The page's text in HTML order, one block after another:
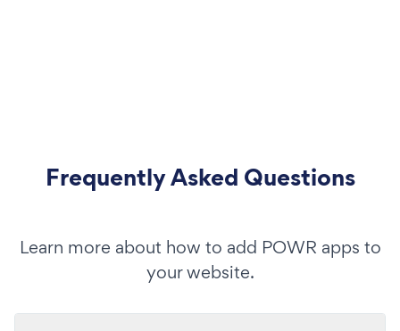
Frequently Asked Questions
Learn more about how to add POWR apps to
your website.